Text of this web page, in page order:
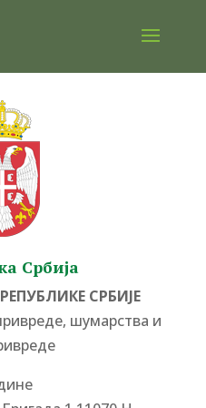
Србија
СРБИЈЕ
шумарства и